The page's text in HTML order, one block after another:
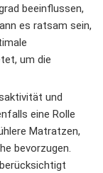
beeinflussen,
es ratsam sein,
um die
und
eine Rolle
Matratzen,
bevorzugen.